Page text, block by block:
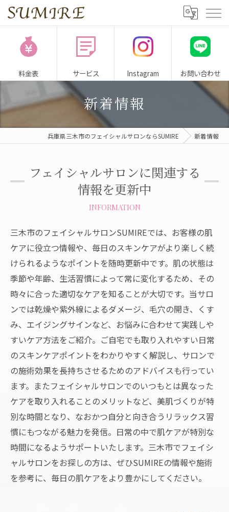
料金表 サービス Instagram お問い合わせ
新着情報
兵庫県三木市のフェイシャルサロンならSUMIRE 新着情報
フェイシャルサロンに関連する
情報を更新中
INFORMATION
三木市のフェイシャルサロンSUMIREでは、お客様の肌
ケアに役立つ情報や、毎日のスキンケアがより楽しく続
けられるようなポイントを随時更新中です。肌の状態は
季節や年齢、生活習慣によって常に変化するため、その
時々に合った適切なケアを知ることが大切です。当サロ
ンでは乾燥や紫外線によるダメージ、毛穴の開き、くす
み、エイジングサインなど、お悩みに合わせて実践しや
すいケア方法をご紹介。ご自宅でも取り入れやすい日常
のスキンケアポイントをわかりやすく解説し、サロンで
の施術効果を長持ちさせるためのアドバイスも行ってい
ます。またフェイシャルサロンでのいつもとは異なった
ケアを取り入れることのメリットなど、美肌づくりが特
別な時間となり、なおかつ自分と向き合うリラックス習
慣にもつながる魅力を発信。日常の中で肌ケアが特別な
時間になるようサポートいたします。三木市でフェイシ
ャルサロンをお探しの方は、ぜひSUMIREの情報や施術
を参考に、毎日の肌ケアをより豊かにしてください。